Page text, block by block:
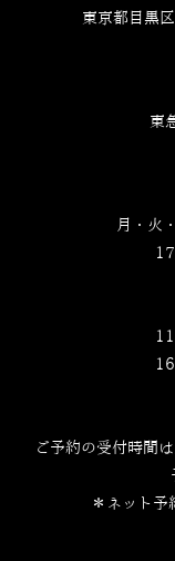
東京都目黒
東
月・火
ご予約の受付時間
＊ネット予